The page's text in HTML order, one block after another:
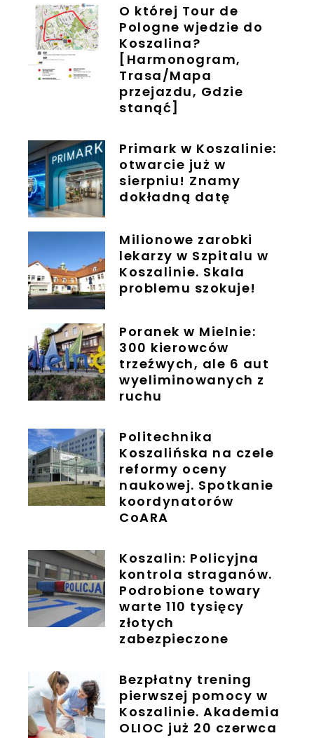
O której Tour de
Pologne wjedzie do
Koszalina?
[Harmonogram,
Trasa/Mapa
przejazdu, Gdzie
stanąć]
Primark w Koszalinie:
otwarcie już w
sierpniu! Znamy
dokładną datę
Milionowe zarobki
lekarzy w Szpitalu w
Koszalinie. Skala
problemu szokuje!
Poranek w Mielnie:
300 kierowców
trzeźwych, ale 6 aut
wyeliminowanych z
ruchu
Politechnika
Koszalińska na czele
reformy oceny
naukowej. Spotkanie
koordynatorów
CoARA
Koszalin: Policyjna
kontrola straganów.
Podrobione towary
warte 110 tysięcy
złotych
zabezpieczone
Bezpłatny trening
pierwszej pomocy w
Koszalinie. Akademia
OLIOC już 20 czerwca